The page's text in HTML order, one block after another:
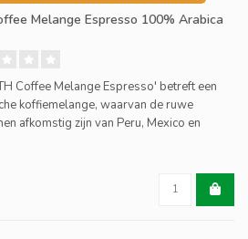
Melange Espresso 100% Arabica
Coffee Melange Espresso' betreft een
koffiemelange, waarvan de ruwe
afkomstig zijn van Peru, Mexico en
Deze biologische koffie is vol en zacht
met een intens aroma.